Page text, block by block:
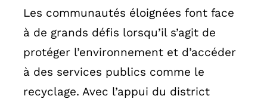
Les communautés éloignées font face
à de grands défis lorsqu’il s’agit de
protéger l’environnement et d’accéder
à des services publics comme le
recyclage. Avec l’appui du district